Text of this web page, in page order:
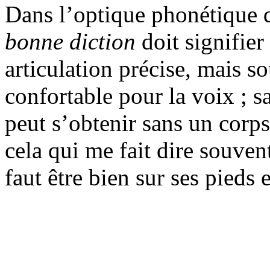
Dans l’optique phonétique
bonne diction doit signifier
articulation précise, mais
confortable pour la voix ;
peut s’obtenir sans un
cela qui me fait dire
faut être bien sur ses pieds